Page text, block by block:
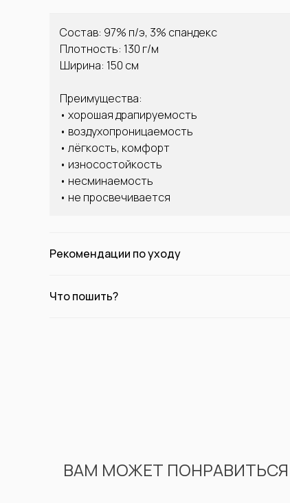
Состав: 97% п/э, 3% спандекс
Плотность: 130 г/м
Ширина: 150 см
Преимущества:
• хорошая драпируемость
• воздухопроницаемость
• лёгкость, комфорт
• износостойкость
• несминаемость
• не просвечивается
Рекомендации по уходу
Что пошить?
ВАМ МОЖЕТ ПОНРАВИТЬСЯ